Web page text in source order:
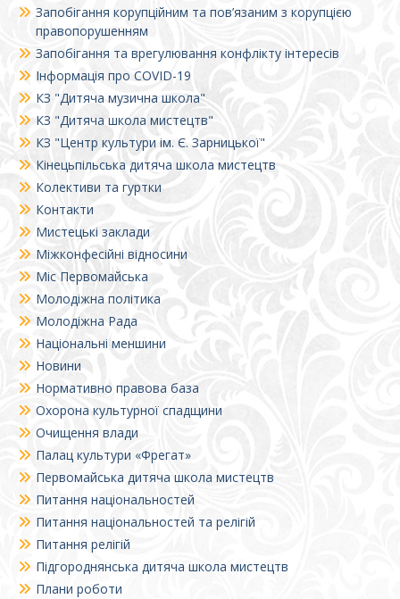
Запобігання корупційним та пов’язаним з корупцією
правопорушенням
Запобігання та врегулювання конфлікту інтересів
Інформація про COVID-19
КЗ "Дитяча музична школа"
КЗ "Дитяча школа мистецтв"
КЗ "Центр культури ім. Є. Зарницької"
Кінецьпільська дитяча школа мистецтв
Колективи та гуртки
Контакти
Мистецькі заклади
Міжконфесійні відносини
Міс Первомайська
Молодіжна політика
Молодіжна Рада
Національні меншини
Новини
Нормативно правова база
Охорона культурної спадщини
Очищення влади
Палац культури «Фрегат»
Первомайська дитяча школа мистецтв
Питання національностей
Питання національностей та релігій
Питання релігій
Підгороднянська дитяча школа мистецтв
Плани роботи